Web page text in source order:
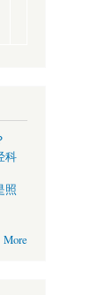
科
照
More